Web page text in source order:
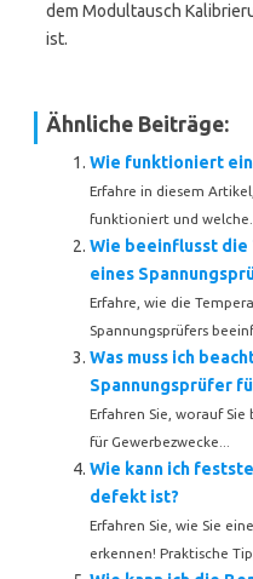
dem Modultausch
ist.
Ähnliche Beiträge:
Wie funktioniert
Erfahre in diesem
funktioniert und welche...
Wie beeinflusst
eines
Erfahre, wie die
Spannungsprüfers
Was muss ich
Spannungsprüfer
Erfahren Sie, worauf Sie
für Gewerbezwecke...
Wie kann ich
defekt ist?
Erfahren Sie, wie Sie
erkennen! Praktische